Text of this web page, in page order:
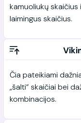
kamuoliukų
laimingus skaičius.
Čia pateikiami
„šalti“ skaičiai bei
kombinacijos.